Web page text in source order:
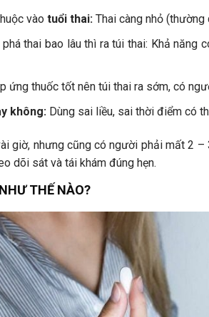
vào tuổi thai: Thai càng nhỏ
thai bao lâu thì ra túi thai: Khả
ứng thuốc tốt nên túi thai ra sớm, có
không: Dùng sai liều, sai thời điểm có
giờ, nhưng cũng có người phải mất 2
dõi sát và tái khám đúng hẹn.
THẾ NÀO?